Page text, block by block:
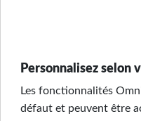
Personnalisez selon
Les fonctionnalités
défaut et peuvent être